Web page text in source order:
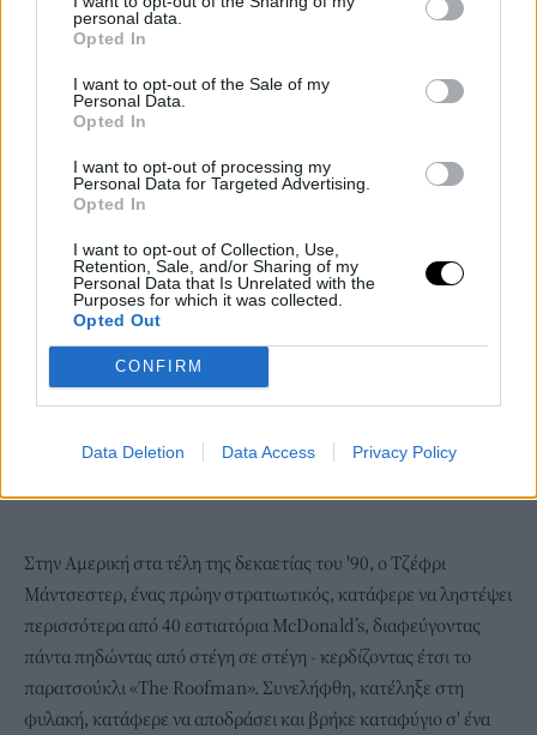
personal data.
Opted In
I want to opt-out of the Sale of my
Personal Data.
Opted In
I want to opt-out of processing my
Personal Data for Targeted Advertising.
Opted In
I want to opt-out of Collection, Use,
Retention, Sale, and/or Sharing of my
Personal Data that Is Unrelated with the
Purposes for which it was collected.
Opted Out
CONFIRM
Data Deletion Data Access Privacy Policy
Στην Αμερική στα τέλη της δεκαετίας του '90, ο Τζέφρι
Μάντσεστερ, ένας πρώην στρατιωτικός, κατάφερε να ληστέψει
περισσότερα από 40 εστιατόρια McDonald’s, διαφεύγοντας
πάντα πηδώντας από στέγη σε στέγη - κερδίζοντας έτσι το
παρατσούκλι «The Roofman». Συνελήφθη, κατέληξε στη
φυλακή, κατάφερε να αποδράσει και βρήκε καταφύγιο σ' ένα